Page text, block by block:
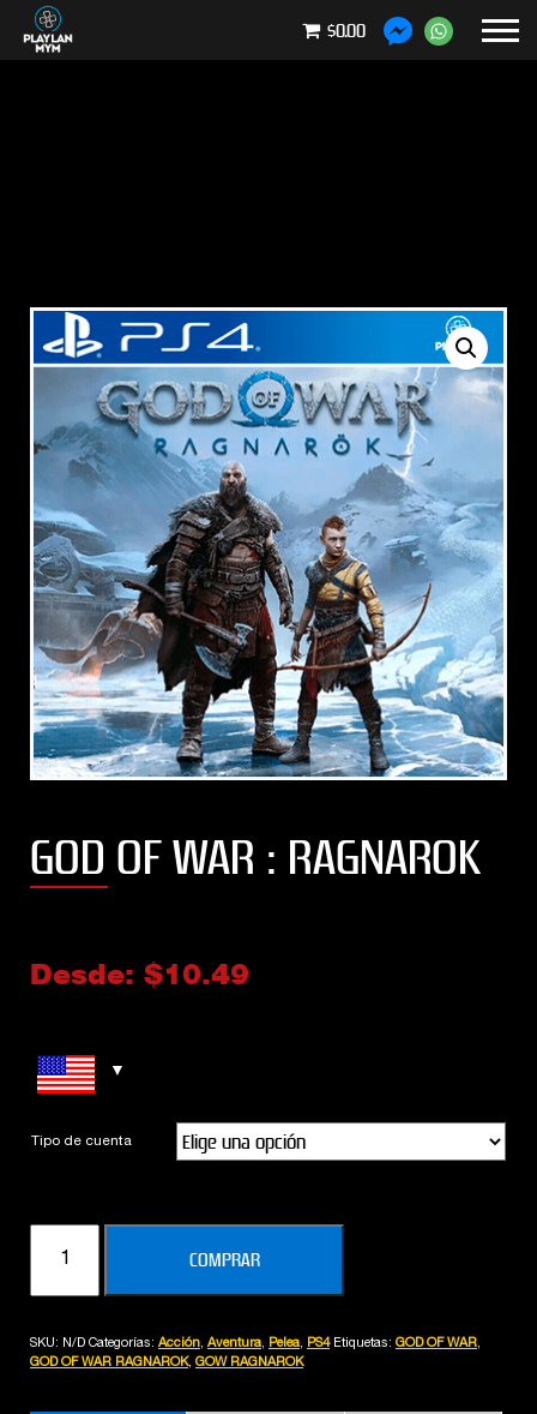
$0.00
GOD OF WAR : RAGNAROK
Desde: $10.49
Tipo de cuenta
WAR
RAGNAROK
COMPRAR
SKU: N/D Categorías: Acción, Aventura, Pelea, PS4 Etiquetas: GOD OF WAR,
GOD OF WAR RAGNAROK, GOW RAGNAROK